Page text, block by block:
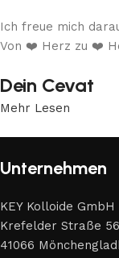
Ich freue mich
Von ❤️ Herz zu ❤️
Dein Cevat
Mehr Lesen
Unternehmen
KEY Kolloide GmbH
Krefelder Straße
41066